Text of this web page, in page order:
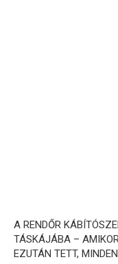
A RENDŐR
TÁSKÁJÁBA –
EZUTÁN TETT,